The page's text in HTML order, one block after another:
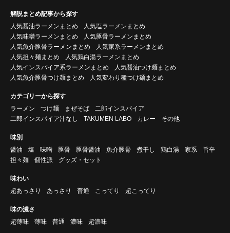
解説まとめ記事から探す
人気醤油ラーメンまとめ
人気塩ラーメンまとめ
人気味噌ラーメンまとめ
人気豚骨ラーメンまとめ
人気魚介豚骨ラーメンまとめ
人気家系ラーメンまとめ
人気担々麺まとめ
人気鶏白湯ラーメンまとめ
人気インスパイア系ラーメンまとめ
人気醤油つけ麺まとめ
人気魚介豚骨つけ麺まとめ
人気変わり種つけ麺まとめ
カテゴリーから探す
ラーメン
つけ麺 まぜそば
二郎インスパイア
二郎インスパイア汁なし
TAKUMEN LABO カレー その他
味別
醤油
塩 味噌 豚骨 豚骨醤油 魚介豚骨 煮干し 鶏白湯 家系
旨辛
担々麺
個性派 グッズ・セット
味わい
超あっさり
あっさり 普通 こってり 超こってり
味の濃さ
超薄味
薄味 普通 濃味 超濃味